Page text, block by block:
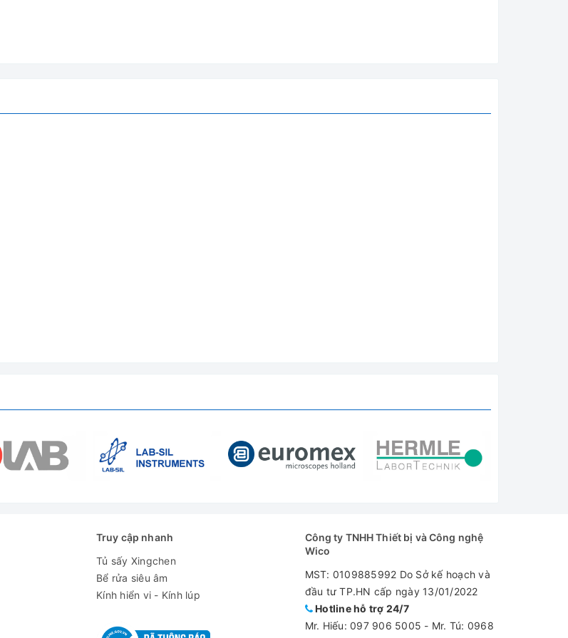
Truy cập nhanh
Tủ sấy Xingchen
Bể rửa siêu âm
Kính hiển vi - Kính lúp
Công ty TNHH Thiết bị và Công nghệ
Wico
MST: 0109885992 Do Sở kế hoạch và
đầu tư TP.HN cấp ngày 13/01/2022
Hotline hỗ trợ 24/7
Mr. Hiếu: 097 906 5005 - Mr. Tú: 0968